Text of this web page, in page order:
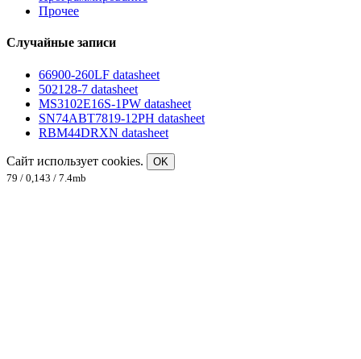
Прочее
Случайные записи
66900-260LF datasheet
502128-7 datasheet
MS3102E16S-1PW datasheet
SN74ABT7819-12PH datasheet
RBM44DRXN datasheet
Сайт использует cookies.
OK
79 / 0,143 / 7.4mb